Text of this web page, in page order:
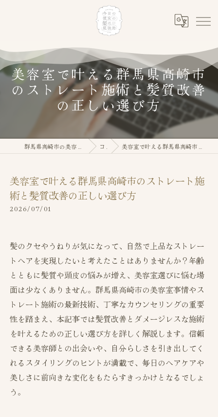
美容室で叶える群馬県高崎市
のストレート施術と髪質改善
の正しい選び方
コラム 美容室で叶える群馬県高崎市のストレート施術と髪質改善の正しい選び方
美容室で叶える群馬県高崎市のストレート施
術と髪質改善の正しい選び方
2026/07/01
髪のクセやうねりが気になって、自然で上品なストレー
トヘアを実現したいと考えたことはありませんか？年齢
とともに髪質や頭皮の悩みが増え、美容室選びに悩む場
面は少なくありません。群馬県高崎市の美容室事情やス
トレート施術の最新技術、丁寧なカウンセリングの重要
性を踏まえ、本記事では髪質改善とダメージレスな施術
を叶えるための正しい選び方を詳しく解説します。信頼
できる美容師との出会いや、自分らしさを引き出してく
れるスタイリングのヒントが満載で、毎日のヘアケアや
美しさに前向きな変化をもたらすきっかけとなるでしょ
う。